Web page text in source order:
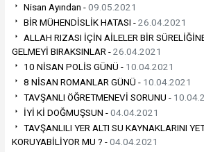
Nisan Ayından -09.05.2021
BİR MÜHENDİSLİK HATASI -26.04.2021
ALLAH RIZASI İÇİN AİLELER BİR
GELMEYİ BIRAKSINLAR -26.04.2021
10 NİSAN POLİS GÜNÜ - 10.04.2021
8 NİSAN ROMANLAR GÜNÜ - 10.04.2021
TAVŞANLI ÖĞRETMENEVİ SORUNU -
İYİ Kİ DOĞMUŞSUN -04.04.2021
TAVŞANLILI YER ALTI SU KAYNAKLARINI
KORUYABİLİYOR MU ? -04.04.2021